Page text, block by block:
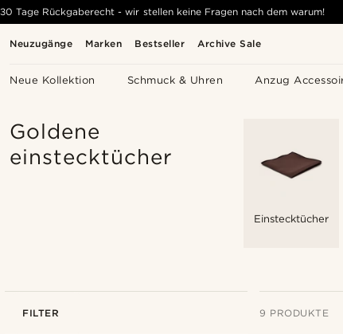
Neuzugänge Marken Bestseller Archive Sale
Neue Kollektion Schmuck & Uhren Anzug
30 Tage Rückgaberecht - wir stellen keine Fragen nach dem warum!
Goldene
einstecktücher
Einstecktücher
FILTER 9 PRODUKTE